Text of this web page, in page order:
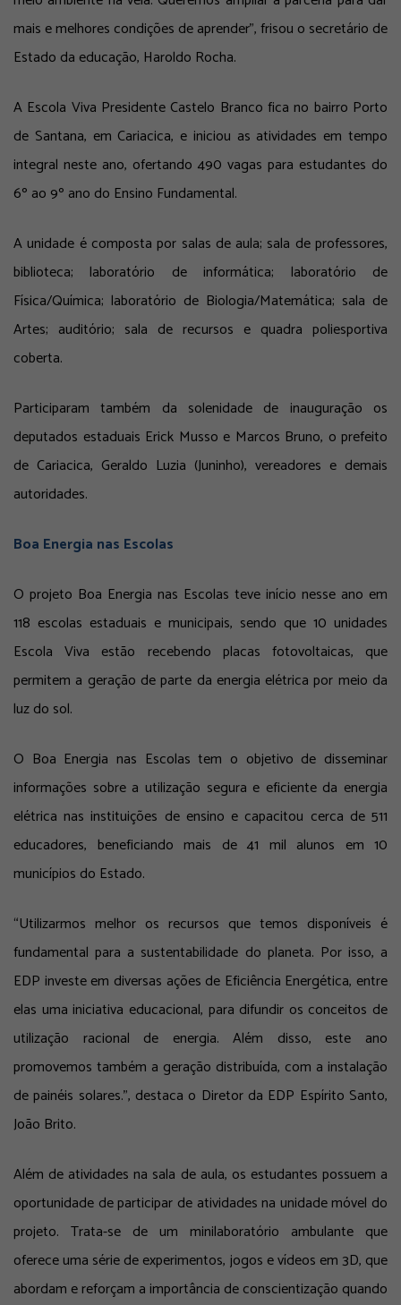
mais e melhores condições de aprender”, frisou o secretário de
Estado da educação, Haroldo Rocha.
A Escola Viva Presidente Castelo Branco fica no bairro Porto
de Santana, em Cariacica, e iniciou as atividades em tempo
integral neste ano, ofertando 490 vagas para estudantes do
6º ao 9º ano do Ensino Fundamental.
A unidade é composta por salas de aula; sala de professores,
biblioteca; laboratório de informática; laboratório de
Física/Química; laboratório de Biologia/Matemática; sala de
Artes; auditório; sala de recursos e quadra poliesportiva
coberta.
Participaram também da solenidade de inauguração os
deputados estaduais Erick Musso e Marcos Bruno, o prefeito
de Cariacica, Geraldo Luzia (Juninho), vereadores e demais
autoridades.
Boa Energia nas Escolas
O projeto Boa Energia nas Escolas teve início nesse ano em
118 escolas estaduais e municipais, sendo que 10 unidades
Escola Viva estão recebendo placas fotovoltaicas, que
permitem a geração de parte da energia elétrica por meio da
luz do sol.
O Boa Energia nas Escolas tem o objetivo de disseminar
informações sobre a utilização segura e eficiente da energia
elétrica nas instituições de ensino e capacitou cerca de 511
educadores, beneficiando mais de 41 mil alunos em 10
municípios do Estado.
“Utilizarmos melhor os recursos que temos disponíveis é
fundamental para a sustentabilidade do planeta. Por isso, a
EDP investe em diversas ações de Eficiência Energética, entre
elas uma iniciativa educacional, para difundir os conceitos de
utilização racional de energia. Além disso, este ano
promovemos também a geração distribuída, com a instalação
de painéis solares.”, destaca o Diretor da EDP Espírito Santo,
João Brito.
Além de atividades na sala de aula, os estudantes possuem a
oportunidade de participar de atividades na unidade móvel do
projeto. Trata-se de um minilaboratório ambulante que
oferece uma série de experimentos, jogos e vídeos em 3D, que
abordam e reforçam a importância de conscientização quando